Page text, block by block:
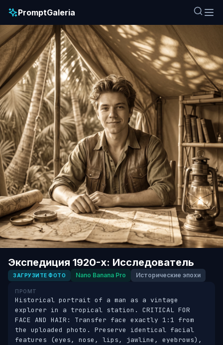
PromptGaleria
Экспедиция 1920-х: Исследователь
ЗАГРУЗИТЕ ФОТО Nano Banana Pro Исторические эпохи
ПРОМТ
Historical portrait of a man as a vintage
explorer in a tropical station. CRITICAL FOR
FACE AND HAIR: Transfer face exactly 1:1 from
the uploaded photo. Preserve identical facial
features (eyes, nose, lips, jawline, eyebrows),